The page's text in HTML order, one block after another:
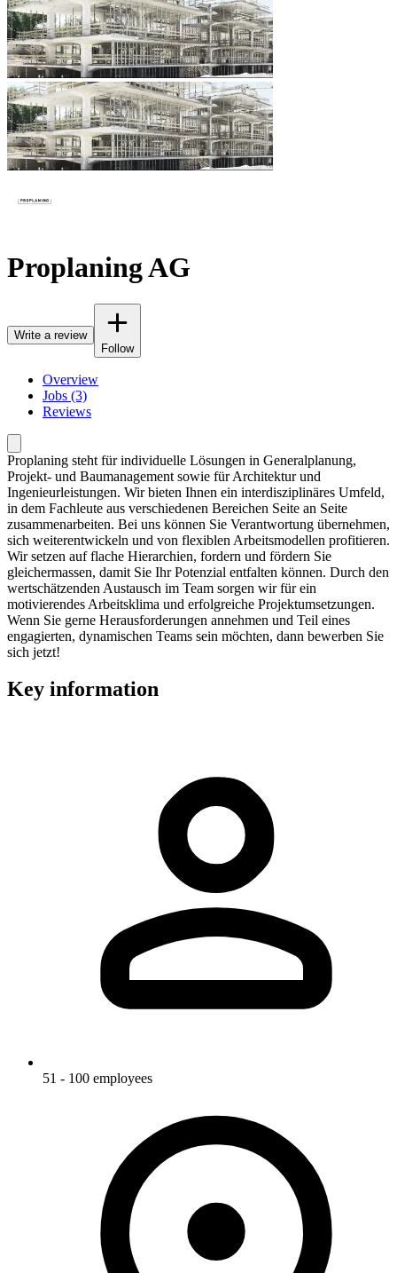
Proplaning AG
Write a review
Follow
Overview
Jobs (3)
Reviews
Proplaning steht für individuelle Lösungen in Generalplanung,
Projekt- und Baumanagement sowie für Architektur und
Ingenieurleistungen. Wir bieten Ihnen ein interdisziplinäres Umfeld,
in dem Fachleute aus verschiedenen Bereichen Seite an Seite
zusammenarbeiten. Bei uns können Sie Verantwortung übernehmen,
sich weiterentwickeln und von flexiblen Arbeitsmodellen profitieren.
Wir setzen auf flache Hierarchien, fordern und fördern Sie
gleichermassen, damit Sie Ihr Potenzial entfalten können. Durch den
wertschätzenden Austausch im Team sorgen wir für ein
motivierendes Arbeitsklima und erfolgreiche Projektumsetzungen.
Wenn Sie gerne Herausforderungen annehmen und Teil eines
engagierten, dynamischen Teams sein möchten, dann bewerben Sie
sich jetzt!
Key information
51 - 100 employees